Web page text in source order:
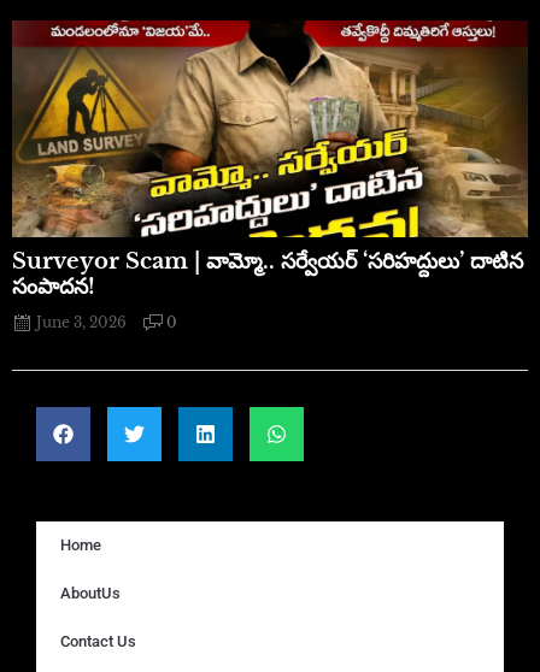
​Surveyor Scam | వామ్మో.. సర్వేయర్ ‘సరిహద్దులు’ దాటిన
సంపాదన!
June 3, 2026 0
Home
AboutUs
Contact Us